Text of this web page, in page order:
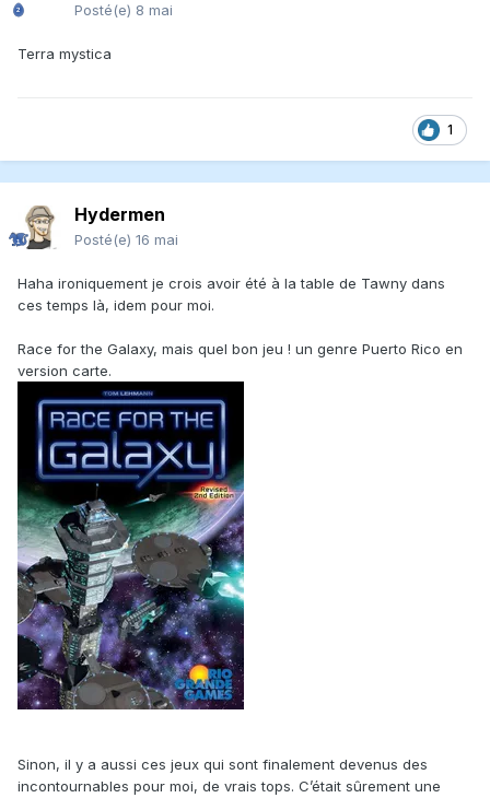
Posté(e) 8 mai
Terra mystica
1
Hydermen
Posté(e) 16 mai
Haha ironiquement je crois avoir été à la table de Tawny dans
ces temps là, idem pour moi.
Race for the Galaxy, mais quel bon jeu ! un genre Puerto Rico en
version carte.
Sinon, il y a aussi ces jeux qui sont finalement devenus des
incontournables pour moi, de vrais tops. C’était sûrement une